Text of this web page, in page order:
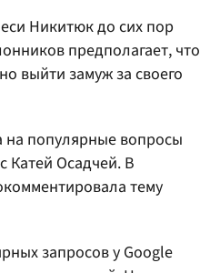
Никитюк до сих пор
предполагает, что
выйти замуж за своего
на популярные вопросы
Катей Осадчей. В
тему
запросов у Google